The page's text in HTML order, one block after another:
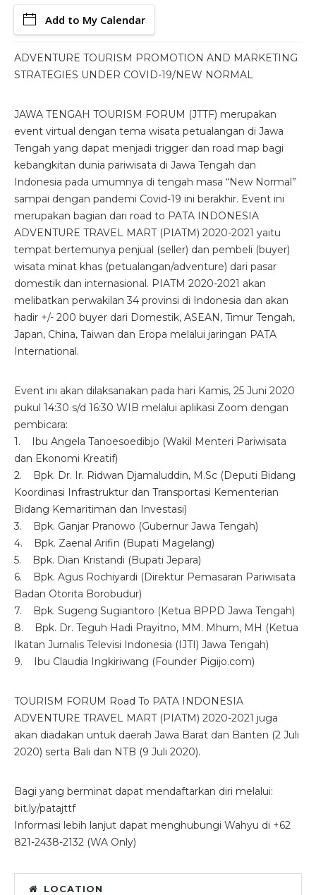
Add to My Calendar
ADVENTURE TOURISM PROMOTION AND MARKETING
STRATEGIES UNDER COVID-19/NEW NORMAL
JAWA TENGAH TOURISM FORUM (JTTF) merupakan
event virtual dengan tema wisata petualangan di Jawa
Tengah yang dapat menjadi trigger dan road map bagi
kebangkitan dunia pariwisata di Jawa Tengah dan
Indonesia pada umumnya di tengah masa “New Normal”
sampai dengan pandemi Covid-19 ini berakhir. Event ini
merupakan bagian dari road to PATA INDONESIA
ADVENTURE TRAVEL MART (PIATM) 2020-2021 yaitu
tempat bertemunya penjual (seller) dan pembeli (buyer)
wisata minat khas (petualangan/adventure) dari pasar
domestik dan internasional. PIATM 2020-2021 akan
melibatkan perwakilan 34 provinsi di Indonesia dan akan
hadir +/- 200 buyer dari Domestik, ASEAN, Timur Tengah,
Japan, China, Taiwan dan Eropa melalui jaringan PATA
International.
Event ini akan dilaksanakan pada hari Kamis, 25 Juni 2020
pukul 14:30 s/d 16:30 WIB melalui aplikasi Zoom dengan
pembicara:
1. Ibu Angela Tanoesoedibjo (Wakil Menteri Pariwisata
dan Ekonomi Kreatif)
2. Bpk. Dr. Ir. Ridwan Djamaluddin, M.Sc (Deputi Bidang
Koordinasi Infrastruktur dan Transportasi Kementerian
Bidang Kemaritiman dan Investasi)
3. Bpk. Ganjar Pranowo (Gubernur Jawa Tengah)
4. Bpk. Zaenal Arifin (Bupati Magelang)
5. Bpk. Dian Kristandi (Bupati Jepara)
6. Bpk. Agus Rochiyardi (Direktur Pemasaran Pariwisata
Badan Otorita Borobudur)
7. Bpk. Sugeng Sugiantoro (Ketua BPPD Jawa Tengah)
8. Bpk. Dr. Teguh Hadi Prayitno, MM. Mhum, MH (Ketua
Ikatan Jurnalis Televisi Indonesia (IJTI) Jawa Tengah)
9. Ibu Claudia Ingkiriwang (Founder Pigijo.com)
TOURISM FORUM Road To PATA INDONESIA
ADVENTURE TRAVEL MART (PIATM) 2020-2021 juga
akan diadakan untuk daerah Jawa Barat dan Banten (2 Juli
2020) serta Bali dan NTB (9 Juli 2020).
Bagi yang berminat dapat mendaftarkan diri melalui:
bit.ly/patajttf
Informasi lebih lanjut dapat menghubungi Wahyu di +62
821-2438-2132 (WA Only)
LOCATION